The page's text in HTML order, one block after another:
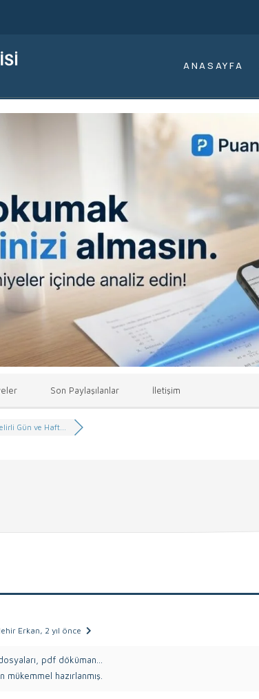
ANASAYFA
Son Paylaşılanlar İletişim
Gün ve Haft...
Erkan, 2 yıl önce
pdf döküman...
mükemmel hazırlanmış.